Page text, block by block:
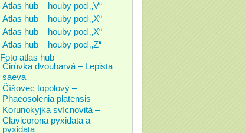
Atlas hub – houby pod „V“
Atlas hub – houby pod „X“
Atlas hub – houby pod „X“
Atlas hub – houby pod „Z“
Foto atlas hub
Čirůvka dvoubarvá – Lepista
saeva
Číšovec topolový –
Phaeosolenia platensis
Korunokyjka svícnovitá –
Clavicorona pyxidata a
pyxidata